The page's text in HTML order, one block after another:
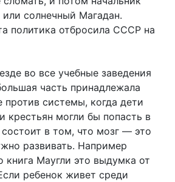
солнечный Магадан.
политика отбросила СССР на
во все учебные заведения
часть принадлежала
против системы, когда дети
крестьян могли бы попасть в
в том, что мозг — это
развивать. Например
книга Маугли это выдумка от
ребенок живет среди